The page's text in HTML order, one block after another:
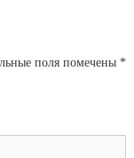
поля помечены *